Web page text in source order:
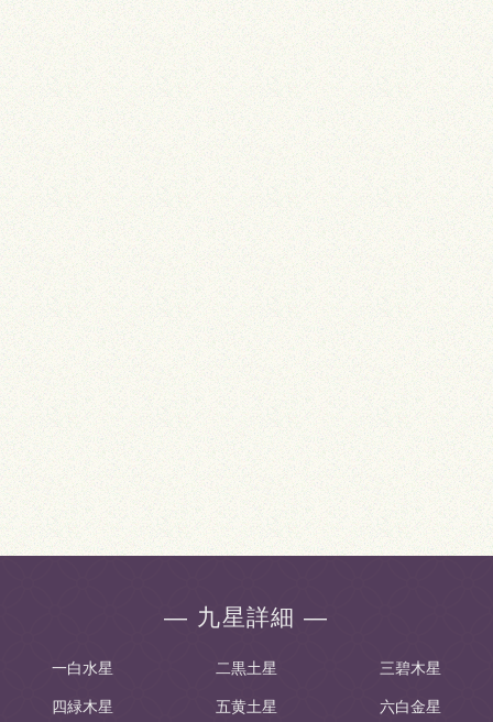
― 九星詳細 ―
一白水星 二黒土星 三碧木星
四緑木星 五黄土星 六白金星